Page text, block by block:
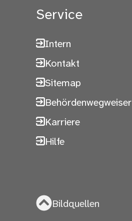
Service
Intern
Kontakt
Sitemap
Behördenwegweiser
Karriere
Hilfe
Bildquellen